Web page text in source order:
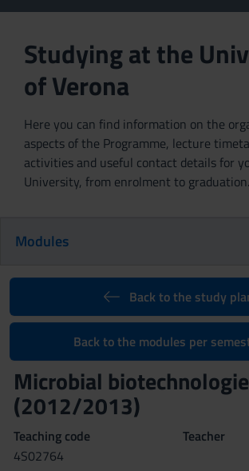
Studying at the
of Verona
Here you can find information on the
aspects of the Programme, lecture
activities and useful contact details for
University, from enrolment to graduation.
Modules
Back to the study
Back to the modules per
Microbial
(2012/2013)
Teaching code
4S02764
Teacher